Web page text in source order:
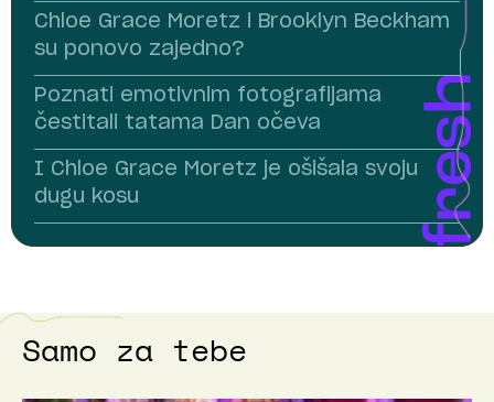
Chloe Grace Moretz i Brooklyn Beckham
su ponovo zajedno?
Poznati emotivnim fotografijama
čestitali tatama Dan očeva
I Chloe Grace Moretz je ošišala svoju
dugu kosu
Samo za tebe